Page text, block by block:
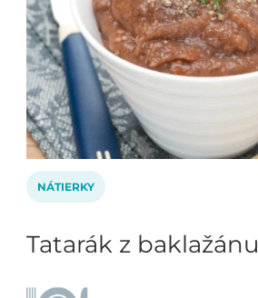
NÁTIERKY
Tatarák z baklažánu